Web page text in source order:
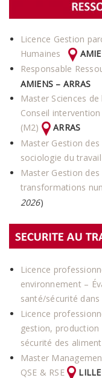
Licence Gestion
Humaines
Responsable
AMIENS – ARRAS
Master Sciences
Conseil
(M2)
ARRAS
Master Gestion
sociologie du
Master Gestion
transformations
2026)
Licence
environnement –
santé/sécurité
Licence
gestion,
sécurité des
Master
QSE & RSE
LILLE